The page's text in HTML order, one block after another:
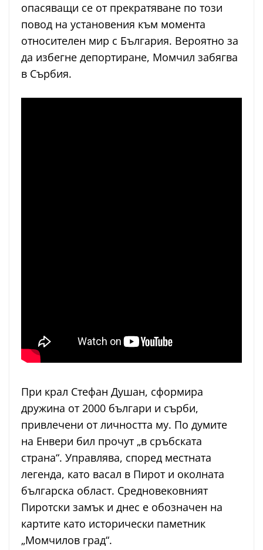
опасяващи се от прекратяване по този
повод на установения към момента
относителен мир с България. Вероятно за
да избегне депортиране, Момчил забягва
в Сърбия.
При крал Стефан Душан, сформира
дружина от 2000 българи и сърби,
привлечени от личността му. По думите
на Енвери бил прочут „в сръбската
страна“. Управлява, според местната
легенда, като васал в Пирот и околната
българска област. Средновековният
Пиротски замък и днес е обозначен на
картите като исторически паметник
„Момчилов град“.